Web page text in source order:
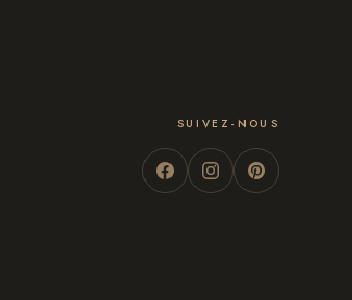
SUIVEZ-NOUS